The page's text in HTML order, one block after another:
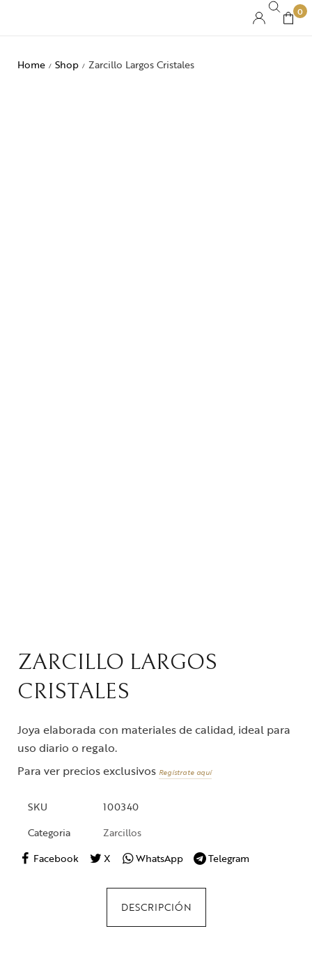
0
Home / Shop / Zarcillo Largos Cristales
ZARCILLO LARGOS
CRISTALES
Joya elaborada con materiales de calidad, ideal para
uso diario o regalo.
Para ver precios exclusivos Regístrate aquí
SKU
100340
Categoria
Zarcillos
Facebook
X WhatsApp Telegram
DESCRIPCIÓN